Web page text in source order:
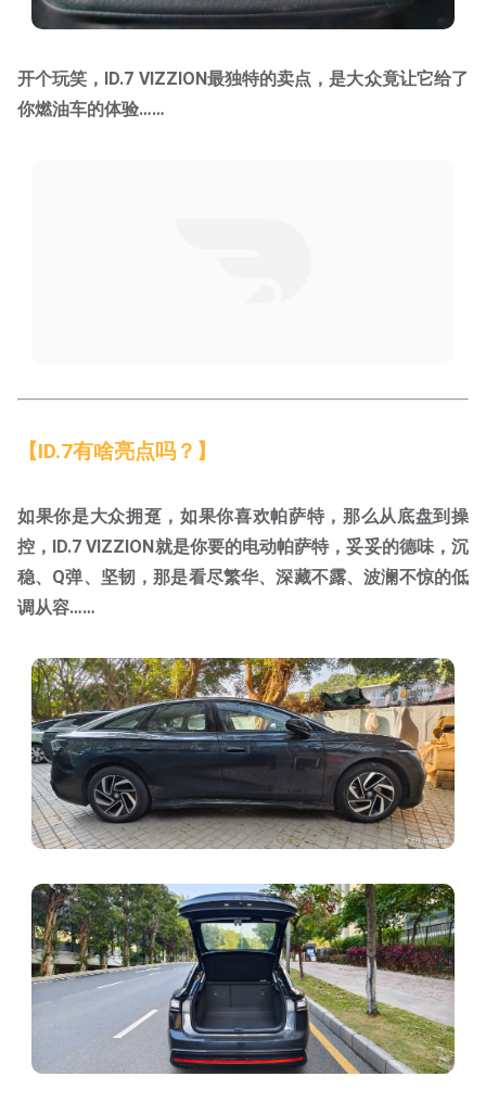
开个玩笑，ID.7 VIZZION最独特的卖点，是大众竟让它给了
你燃油车的体验……
【ID.7有啥亮点吗？】
如果你是大众拥趸，如果你喜欢帕萨特，那么从底盘到操
控，ID.7 VIZZION就是你要的电动帕萨特，妥妥的德味，沉
稳、Q弹、坚韧，那是看尽繁华、深藏不露、波澜不惊的低
调从容……